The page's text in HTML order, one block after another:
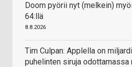
Doom pyörii nyt (melkein)
64:llä
8.8.2026
Tim Culpan: Applella on
puhelinten siruja